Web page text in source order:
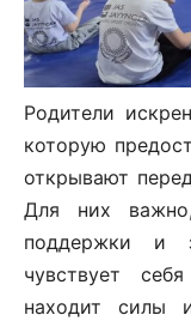
Родители
которую
открывают
Для них
поддержки и
чувствует
находит силы